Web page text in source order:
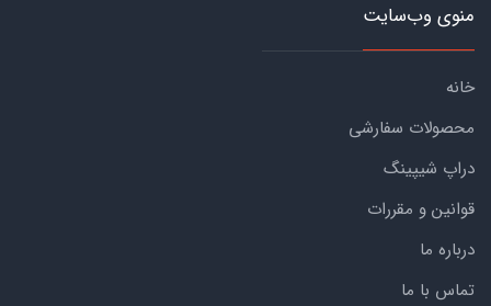
منوی وب‌سایت
خانه
محصولات سفارشی
دراپ شیپینگ
قوانین و مقررات
درباره ما
تماس با ما